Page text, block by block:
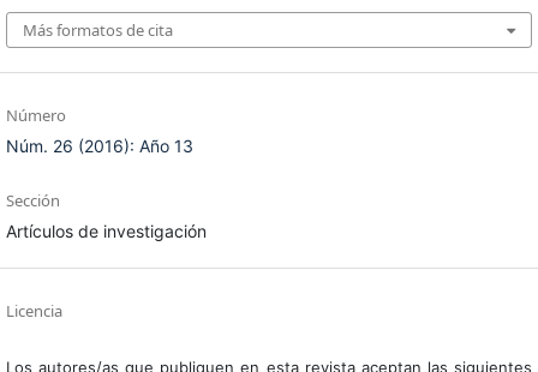
Más formatos de cita
Número
Núm. 26 (2016): Año 13
Sección
Artículos de investigación
Licencia
Los autores/as que publiquen en esta revista aceptan las siguientes